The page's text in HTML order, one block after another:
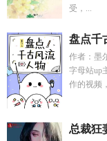
受，...
盘点千
作者：墨
字母站up
作的视频
总裁狂